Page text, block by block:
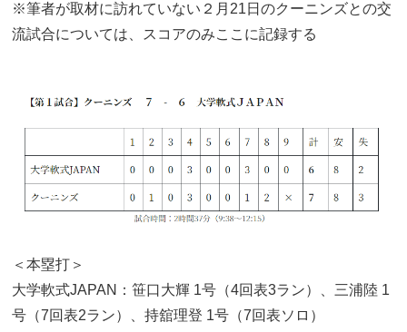
※筆者が取材に訪れていない２月21日のクーニンズとの交
流試合については、スコアのみここに記録する
＜本塁打＞
大学軟式JAPAN：笹口大輝 1号（4回表3ラン）、三浦陸 1
号（7回表2ラン）、持舘理登 1号（7回表ソロ）